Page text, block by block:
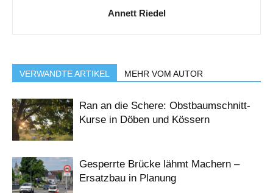
Annett Riedel
VERWANDTE ARTIKEL MEHR VOM AUTOR
Ran an die Schere: Obstbaumschnitt-
Kurse in Döben und Kössern
Gesperrte Brücke lähmt Machern –
Ersatzbau in Planung